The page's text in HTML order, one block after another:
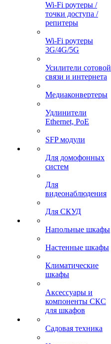
Wi-Fi роутеры /
точки доступа /
репитеры
Wi-Fi роутеры
3G/4G/5G
Усилители сотовой
связи и интернета
Медиаконвертеры
Удлинители
Ethernet, PoE
SFP модули
Для домофонных
систем
Для
видеонаблюдения
Для СКУД
Напольные шкафы
Настенные шкафы
Климатические
шкафы
Аксессуары и
компоненты СКС
для шкафов
Садовая техника